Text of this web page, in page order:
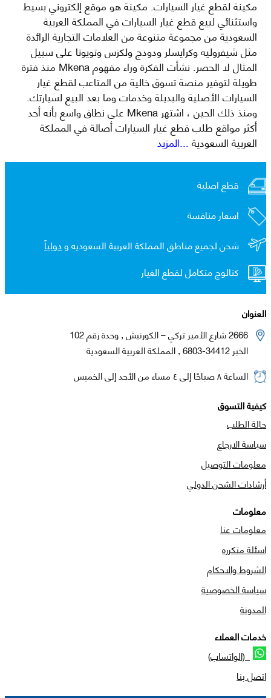
مكينة لقطع غيار السيارات. مكينة هو موقع إلكتروني بسيط
واستثنائي لبيع قطع غيار السيارات في المملكة العربية
السعودية من مجموعة متنوعة من العلامات التجارية الرائدة
مثل شيفروليه وكرايسلر ودودج ولكزس وتويوتا على سبيل
المثال لا الحصر. نشأت الفكرة وراء مفهوم Mkena منذ فترة
طويلة لتوفير منصة تسوق خالية من المتاعب لقطع غيار
السيارات الأصلية والبديلة وخدمات وما بعد البيع لسيارتك.
ومنذ ذلك الحين ، اشتهر Mkena على نطاق واسع بأنه أحد
أكثر مواقع طلب قطع غيار السيارات أصالة في المملكة
العربية السعودية...المزيد
قطع اصلية
اسعار منافسة
شحن لجميع مناطق المملكة العربية السعوديه ودولياً
كتالوج متكامل لقطع الغيار
العنوان
2666 شارع الأمير تركي – الكورنيش , وحدة رقم 102
الخبر 34412-6803 , المملكة العربية السعودية
الساعة ٨ صباحًا إلى ٤ مساء من الأحد إلى الخميس
كيفية التسوق
حالة الطلب
سياسة الارجاع
معلومات التوصيل
أرشادات الشحن الدولي
معلومات
معلومات عنا
اسئلة متكرره
الشروط والاحكام
سياسة الخصوصية
المدونة
خدمات العملاء
(الواتساب)
اتصل بنا